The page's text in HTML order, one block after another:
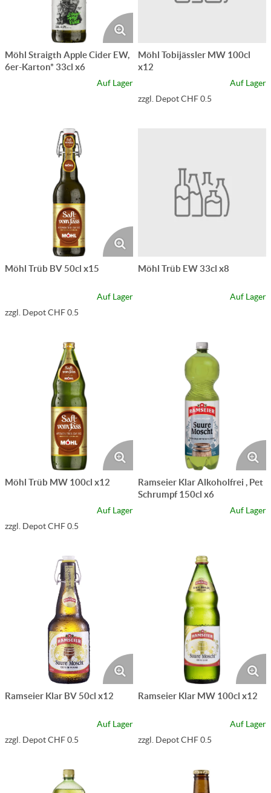
Möhl Straigth Apple Cider EW,
6er-Karton* 33cl x6
Auf Lager
Möhl Tobijässler MW 100cl
x12
Auf Lager
zzgl. Depot CHF 0.5
Möhl Trüb BV 50cl x15
Auf Lager
zzgl. Depot CHF 0.5
Möhl Trüb EW 33cl x8
Auf Lager
Möhl Trüb MW 100cl x12
Auf Lager
zzgl. Depot CHF 0.5
Ramseier Klar Alkoholfrei , Pet
Schrumpf 150cl x6
Auf Lager
Ramseier Klar BV 50cl x12
Auf Lager
zzgl. Depot CHF 0.5
Ramseier Klar MW 100cl x12
Auf Lager
zzgl. Depot CHF 0.5